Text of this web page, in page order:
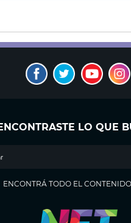
LO QUE
ENCONTRÁ TODO EL